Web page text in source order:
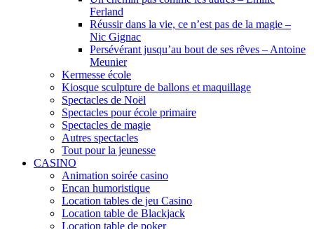
Ferland
Réussir dans la vie, ce n’est pas de la magie –
Nic Gignac
Persévérant jusqu’au bout de ses rêves – Antoine
Meunier
Kermesse école
Kiosque sculpture de ballons et maquillage
Spectacles de Noël
Spectacles pour école primaire
Spectacles de magie
Autres spectacles
Tout pour la jeunesse
CASINO
Animation soirée casino
Encan humoristique
Location tables de jeu Casino
Location table de Blackjack
Location table de poker